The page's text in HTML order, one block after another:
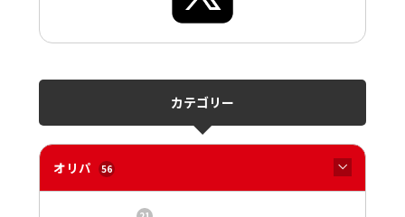
カテゴリー
オリパ 56